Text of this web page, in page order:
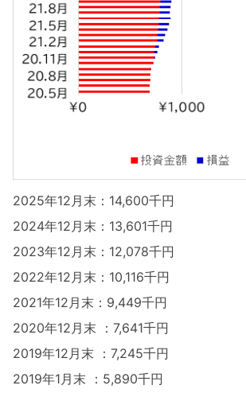
2025年12月末：14,600千円
2024年12月末：13,601千円
2023年12月末：12,078千円
2022年12月末：10,116千円
2021年12月末：9,449千円
2020年12月末 ：7,641千円
2019年12月末 ：7,245千円
2019年1月末 ：5,890千円